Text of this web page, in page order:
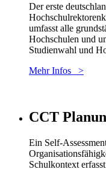
Der erste
umfasst alle
Hochschulen und
Studienwahl und
Mehr Infos >
CCT
Ein Self-
Schulkontext